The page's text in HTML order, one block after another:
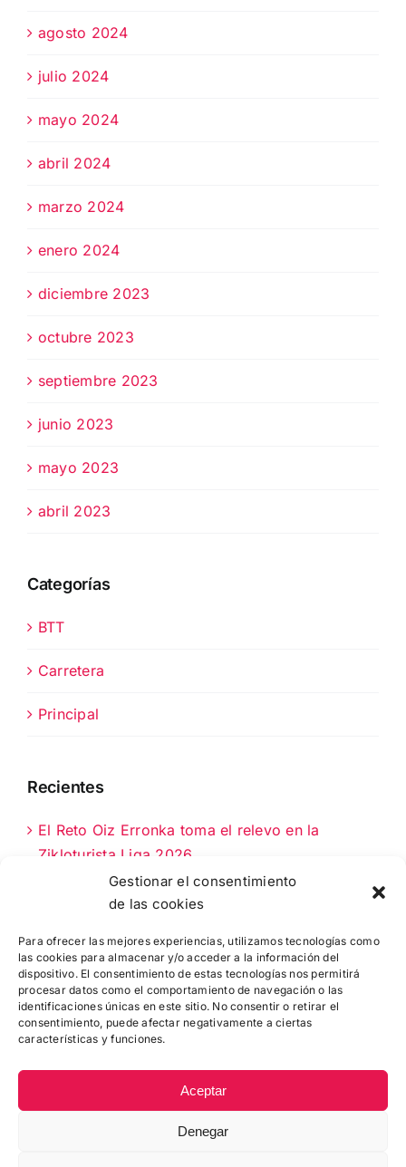
Gestionar el consentimiento
de las cookies
Para ofrecer las mejores experiencias, utilizamos tecnologías como
las cookies para almacenar y/o acceder a la información del
dispositivo. El consentimiento de estas tecnologías nos permitirá
procesar datos como el comportamiento de navegación o las
identificaciones únicas en este sitio. No consentir o retirar el
consentimiento, puede afectar negativamente a ciertas
características y funciones.
Aceptar
Denegar
agosto 2024
julio 2024
mayo 2024
abril 2024
marzo 2024
enero 2024
diciembre 2023
octubre 2023
septiembre 2023
junio 2023
mayo 2023
abril 2023
Categorías
BTT
Carretera
Principal
Recientes
El Reto Oiz Erronka toma el relevo en la
Zikloturista Liga 2026
La Fernando Astorki 2026: 90 km clave en el
NUEVA OPORTUNIDAD: 50 DORSALES MÁS
PARA LA MTB MARTXA DE MUNGIA
Zikloturistaliga